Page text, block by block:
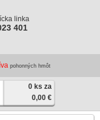
linka
401
pohonných hmôt
0 ks za
0,00 €